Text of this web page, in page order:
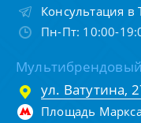
Консультация в
Пн-Пт: 10:00-
ул. Ватутина,
Площадь